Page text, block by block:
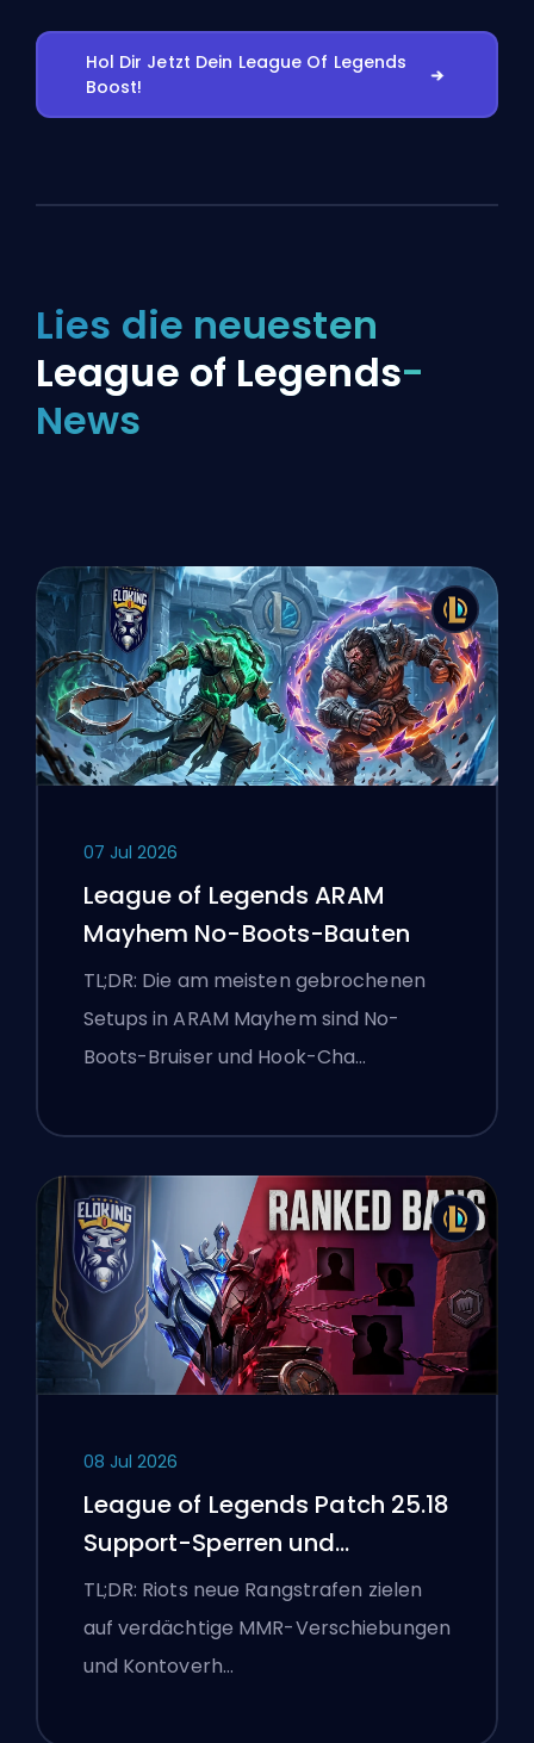
Hol Dir Jetzt Dein League Of Legends
Boost!
Lies die neuesten
League of Legends-
News
07 Jul 2026
League of Legends ARAM
Mayhem No-Boots-Bauten
TL;DR: Die am meisten gebrochenen
Setups in ARAM Mayhem sind No-
Boots-Bruiser und Hook-Cha…
08 Jul 2026
League of Legends Patch 25.18
Support-Sperren und
Boosting-Flaggen
TL;DR: Riots neue Rangstrafen zielen
auf verdächtige MMR-Verschiebungen
und Kontoverh…